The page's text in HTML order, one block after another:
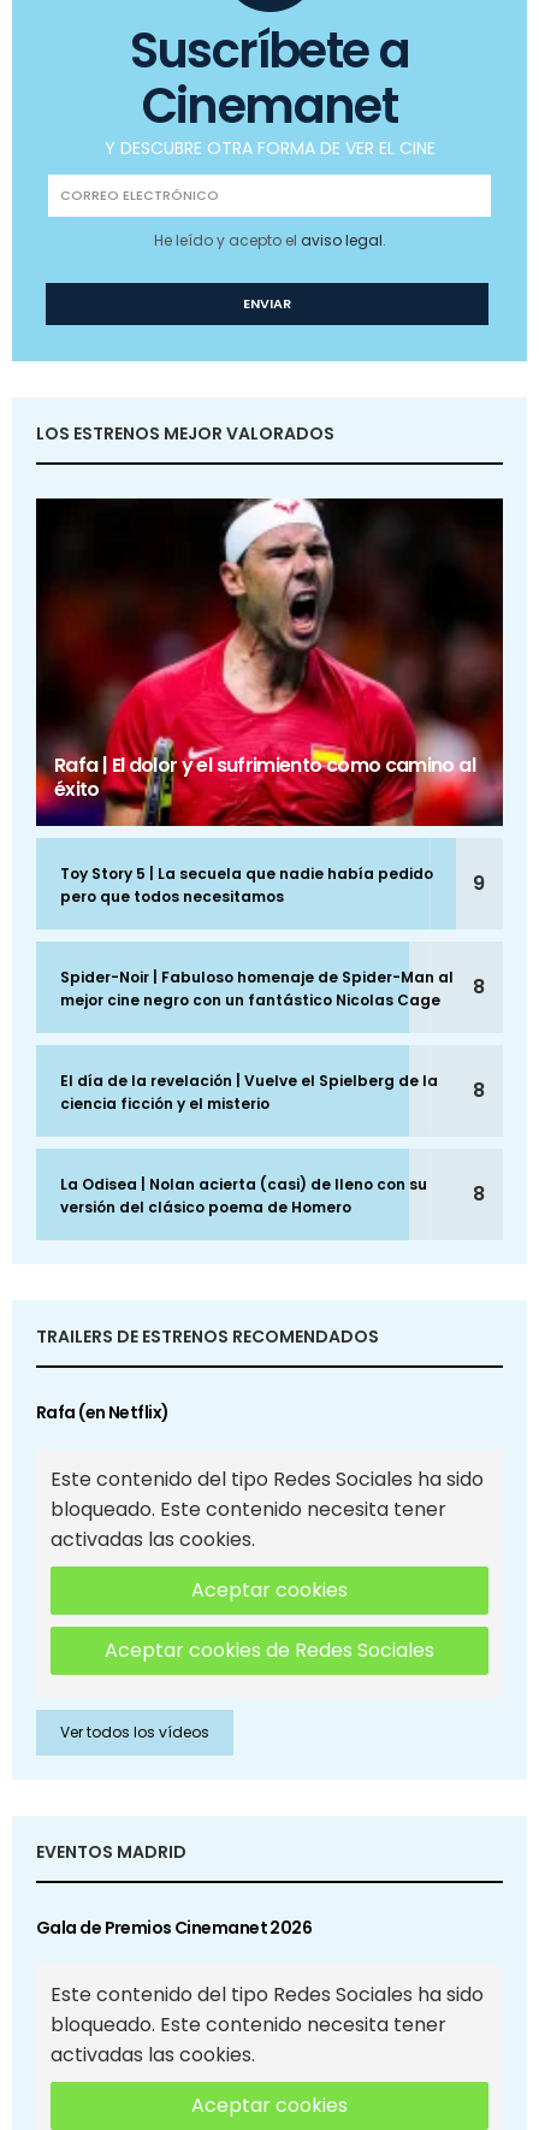
Suscríbete a
Cinemanet
Y DESCUBRE OTRA FORMA DE VER EL CINE
He leído y acepto el aviso legal.
LOS ESTRENOS MEJOR VALORADOS
Rafa | El dolor y el sufrimiento como camino al
éxito
Toy Story 5 | La secuela que nadie había pedido
pero que todos necesitamos
9
Spider-Noir | Fabuloso homenaje de Spider-Man al
mejor cine negro con un fantástico Nicolas Cage
8
El día de la revelación | Vuelve el Spielberg de la
ciencia ficción y el misterio
8
La Odisea | Nolan acierta (casi) de lleno con su
versión del clásico poema de Homero
8
TRAILERS DE ESTRENOS RECOMENDADOS
Rafa (en Netflix)
Este contenido del tipo Redes Sociales ha sido
bloqueado. Este contenido necesita tener
activadas las cookies.
Aceptar cookies
Aceptar cookies de Redes Sociales
Ver todos los vídeos
EVENTOS MADRID
Gala de Premios Cinemanet 2026
Este contenido del tipo Redes Sociales ha sido
bloqueado. Este contenido necesita tener
activadas las cookies.
Aceptar cookies